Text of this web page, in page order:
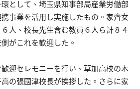
として、埼玉県知事部局産業労働部
事業を活用し実施したもの。家齊女
人、校長先生含む教員６人ら計８４
がこれを歓迎した。
迎セレモニーを行い、草加高校の木
の張國津校長が挨拶した。さらに家